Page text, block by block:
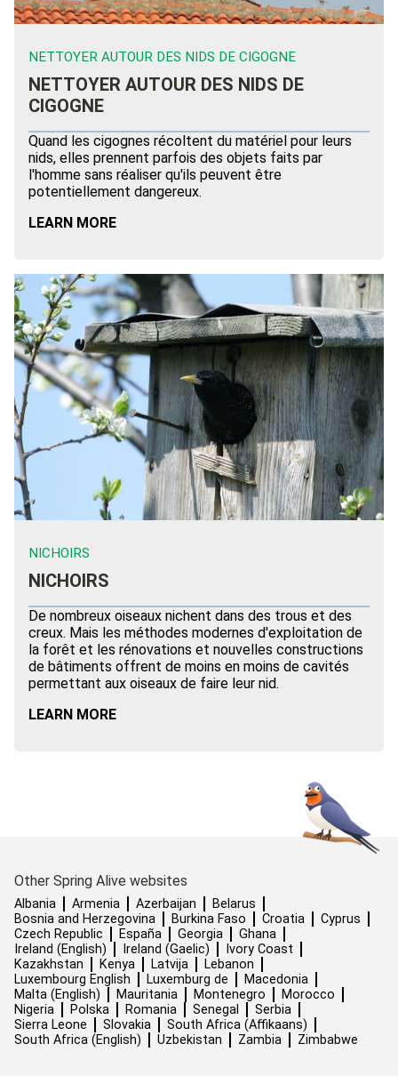
NETTOYER AUTOUR DES NIDS DE CIGOGNE
NETTOYER AUTOUR DES NIDS DE
CIGOGNE
Quand les cigognes récoltent du matériel pour leurs
nids, elles prennent parfois des objets faits par
l'homme sans réaliser qu'ils peuvent être
potentiellement dangereux.
LEARN MORE
NICHOIRS
NICHOIRS
De nombreux oiseaux nichent dans des trous et des
creux. Mais les méthodes modernes d'exploitation de
la forêt et les rénovations et nouvelles constructions
de bâtiments offrent de moins en moins de cavités
permettant aux oiseaux de faire leur nid.
LEARN MORE
Other Spring Alive websites
Albania Armenia Azerbaijan
Belarus
Bosnia and Herzegovina
Burkina Faso Croatia
Cyprus
Czech Republic
España Georgia
Ghana
Ireland (English)
Ireland (Gaelic)
Ivory Coast
Kazakhstan
Kenya Latvija
Lebanon
Luxembourg English
Luxemburg de
Macedonia
Malta (English)
Mauritania Montenegro
Morocco
Nigeria
Polska Romania Senegal
Serbia
Sierra Leone
Slovakia
South Africa (Affikaans)
South Africa (English)
Uzbekistan Zambia Zimbabwe